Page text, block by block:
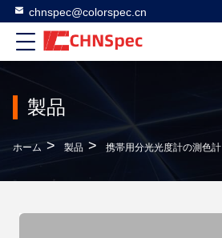
chnspec@colorspec.cn
製品
ホーム > 製品 > 携帯用分光光度計の測色計